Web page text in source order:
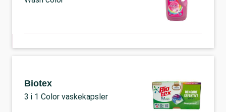
Biotex
3 i 1 Color vaskekapsler